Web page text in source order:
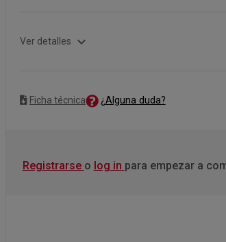
Ver detalles expand_more
Ficha técnica ¿Alguna duda?
Registrarse o log in para empezar a